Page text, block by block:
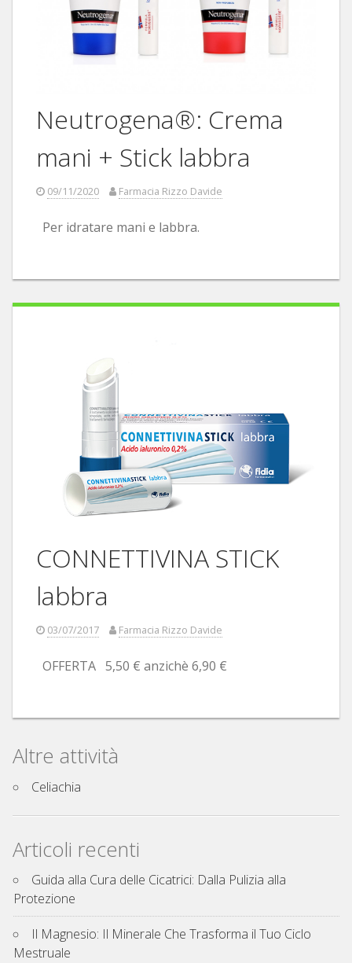
Neutrogena®: Crema
mani + Stick labbra
09/11/2020 Farmacia Rizzo Davide
Per idratare mani e labbra.
CONNETTIVINA STICK
labbra
03/07/2017 Farmacia Rizzo Davide
OFFERTA 5,50 € anzichè 6,90 €
Altre attività
Celiachia
Articoli recenti
Guida alla Cura delle Cicatrici: Dalla Pulizia alla
Protezione
Il Magnesio: Il Minerale Che Trasforma il Tuo Ciclo
Mestruale